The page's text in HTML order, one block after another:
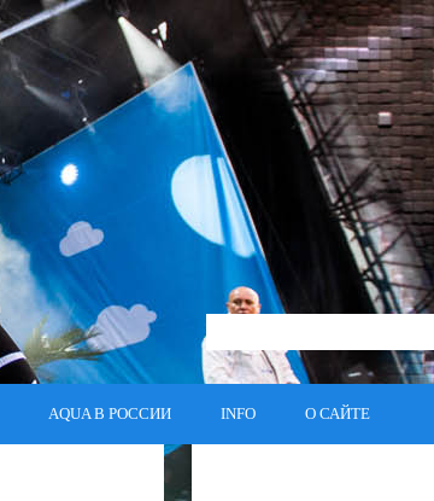
AQUA В РОССИИ INFO О САЙТЕ